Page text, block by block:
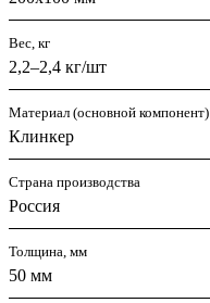
Вес, кг
2,2–2,4 кг/шт
Материал (основной компонент)
Клинкер
Страна производства
Россия
Толщина, мм
50 мм